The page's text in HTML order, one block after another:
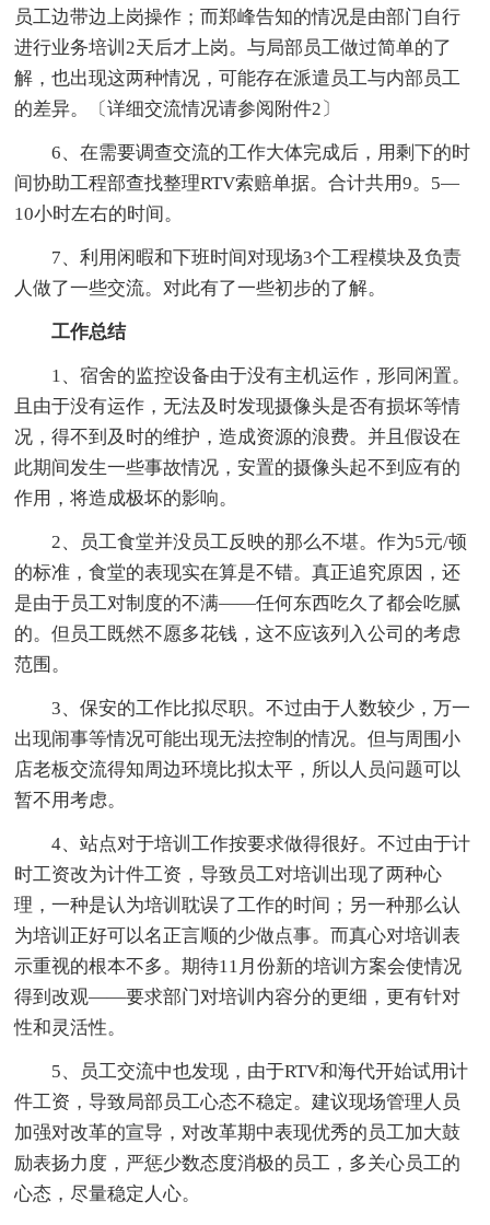
员工边带边上岗操作；而郑峰告知的情况是由部门自行
进行业务培训2天后才上岗。与局部员工做过简单的了
解，也出现这两种情况，可能存在派遣员工与内部员工
的差异。〔详细交流情况请参阅附件2〕
6、在需要调查交流的工作大体完成后，用剩下的时
间协助工程部查找整理RTV索赔单据。合计共用9。5—
10小时左右的时间。
7、利用闲暇和下班时间对现场3个工程模块及负责
人做了一些交流。对此有了一些初步的了解。
工作总结
1、宿舍的监控设备由于没有主机运作，形同闲置。
且由于没有运作，无法及时发现摄像头是否有损坏等情
况，得不到及时的维护，造成资源的浪费。并且假设在
此期间发生一些事故情况，安置的摄像头起不到应有的
作用，将造成极坏的影响。
2、员工食堂并没员工反映的那么不堪。作为5元/顿
的标准，食堂的表现实在算是不错。真正追究原因，还
是由于员工对制度的不满——任何东西吃久了都会吃腻
的。但员工既然不愿多花钱，这不应该列入公司的考虑
范围。
3、保安的工作比拟尽职。不过由于人数较少，万一
出现闹事等情况可能出现无法控制的情况。但与周围小
店老板交流得知周边环境比拟太平，所以人员问题可以
暂不用考虑。
4、站点对于培训工作按要求做得很好。不过由于计
时工资改为计件工资，导致员工对培训出现了两种心
理，一种是认为培训耽误了工作的时间；另一种那么认
为培训正好可以名正言顺的少做点事。而真心对培训表
示重视的根本不多。期待11月份新的培训方案会使情况
得到改观——要求部门对培训内容分的更细，更有针对
性和灵活性。
5、员工交流中也发现，由于RTV和海代开始试用计
件工资，导致局部员工心态不稳定。建议现场管理人员
加强对改革的宣导，对改革期中表现优秀的员工加大鼓
励表扬力度，严惩少数态度消极的员工，多关心员工的
心态，尽量稳定人心。